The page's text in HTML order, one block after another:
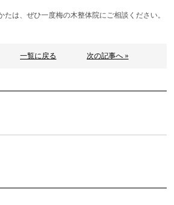
は、ぜひ一度梅の木整体院にご相談ください。
一覧に戻る 次の記事へ »